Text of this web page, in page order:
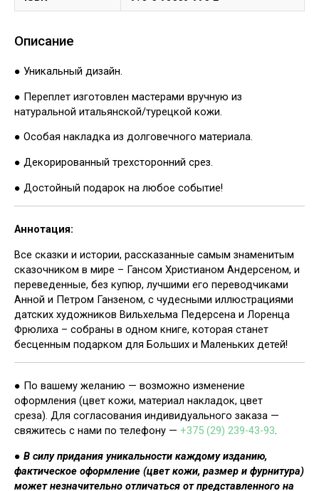
Описание
● Уникальный дизайн.
● Переплет изготовлен мастерами вручную из
натуральной итальянской/турецкой кожи.
● Особая накладка из долговечного материала.
● Декорированный трехсторонний срез.
● Достойный подарок на любое событие!
Аннотация:
Все сказки и истории, рассказанные самым знаменитым
сказочником в мире – Гансом Христианом Андерсеном, и
переведенные, без купюр, лучшими его переводчиками
Анной и Петром Ганзеном, с чудесными иллюстрациями
датских художников Вильхельма Педерсена и Лоренца
Фрюлиха – собраны в одном книге, которая станет
бесценным подарком для Больших и Маленьких детей!
● По вашему желанию — возможно изменение
оформления (цвет кожи, материал накладок, цвет
среза). Для согласования индивидуального заказа —
свяжитесь с нами по телефону — +375 (29) 239-43-93.
● В силу придания уникальности каждому изданию,
фактическое оформление (цвет кожи, размер и фурнитура)
может незначительно отличаться от представленного на